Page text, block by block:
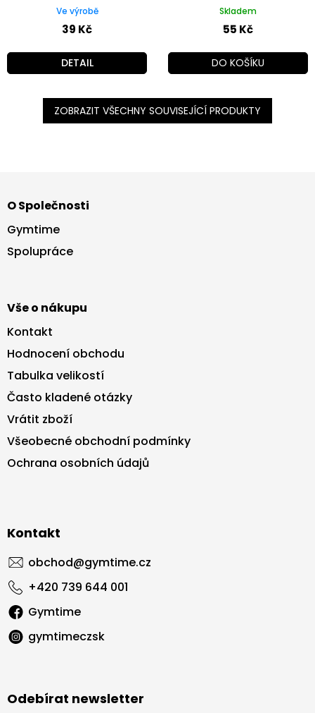
Ve výrobě
39 Kč
DETAIL
Skladem
55 Kč
DO KOŠÍKU
ZOBRAZIT VŠECHNY SOUVISEJÍCÍ PRODUKTY
p
a
O Společnosti
Gymtime
Spolupráce
Vše o nákupu
Kontakt
Hodnocení obchodu
Tabulka velikostí
Často kladené otázky
Vrátit zboží
Všeobecné obchodní podmínky
Ochrana osobních údajů
Kontakt
obchod@gymtime.cz
+420 739 644 001
Gymtime
gymtimeczsk
Odebírat newsletter